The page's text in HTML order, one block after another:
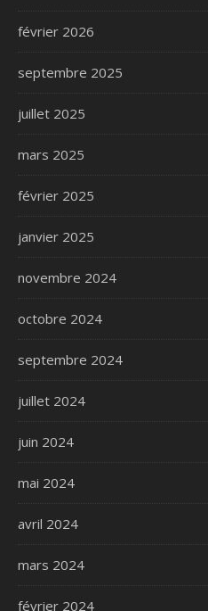
février 2026
septembre 2025
juillet 2025
mars 2025
février 2025
janvier 2025
novembre 2024
octobre 2024
septembre 2024
juillet 2024
juin 2024
mai 2024
avril 2024
mars 2024
février 2024